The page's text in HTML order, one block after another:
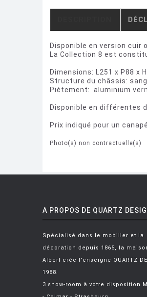
Disponible en version cuir
La Collection 8 est
Dimensions: L251 x P88 x
Structure du châssis:
Piétement: aluminium
Disponible en différentes
Prix indiqué pour un
Photo(s) non contractuelle(s)
A PROPOS DE QUARTZ
Spécialisé dans le mobilier et la
décoration depuis 1865, la
Albert crée l'enseigne QUARTZ
1988.
3 show-room à votre disposition